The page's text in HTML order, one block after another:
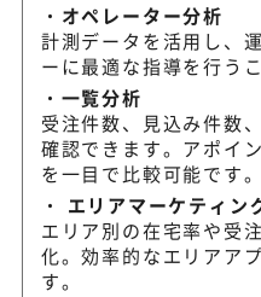
オペレーター分析
計測データを活用し、
ーに最適な指導を行う
一覧分析
受注件数、見込み件数
確認できます。アポイ
を一目で比較可能です。
エリアマーケティン
エリア別の在宅率や受
化。効率的なエリアア
す。